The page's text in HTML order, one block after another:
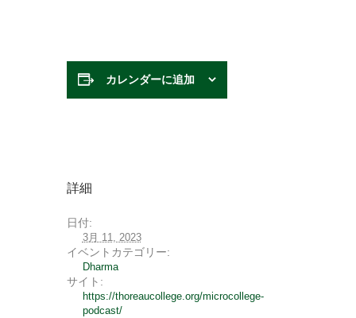
カレンダーに追加
詳細
日付:
3月 11, 2023
イベントカテゴリー:
Dharma
サイト:
https://thoreaucollege.org/microcollege-
podcast/